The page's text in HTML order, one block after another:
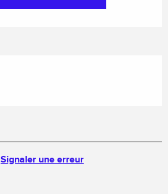
Signaler une erreur